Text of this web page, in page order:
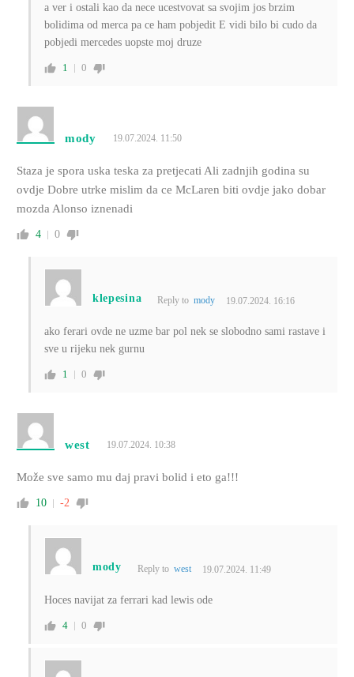
a ver i ostali kao da nece ucestvovat sa svojim jos brzim
bolidima od merca pa ce ham pobjedit E vidi bilo bi cudo da
pobjedi mercedes uopste moj druze
1 0
mody 19.07.2024. 11:50
Staza je spora uska teska za pretjecati Ali zadnjih godina su
ovdje Dobre utrke mislim da ce McLaren biti ovdje jako dobar
mozda Alonso iznenadi
4 0
klepesina Reply tomody 19.07.2024. 16:16
ako ferari ovde ne uzme bar pol nek se slobodno sami rastave i
sve u rijeku nek gurnu
1 0
west 19.07.2024. 10:38
Može sve samo mu daj pravi bolid i eto ga!!!
10 -2
mody Reply to west 19.07.2024. 11:49
Hoces navijat za ferrari kad lewis ode
4 0